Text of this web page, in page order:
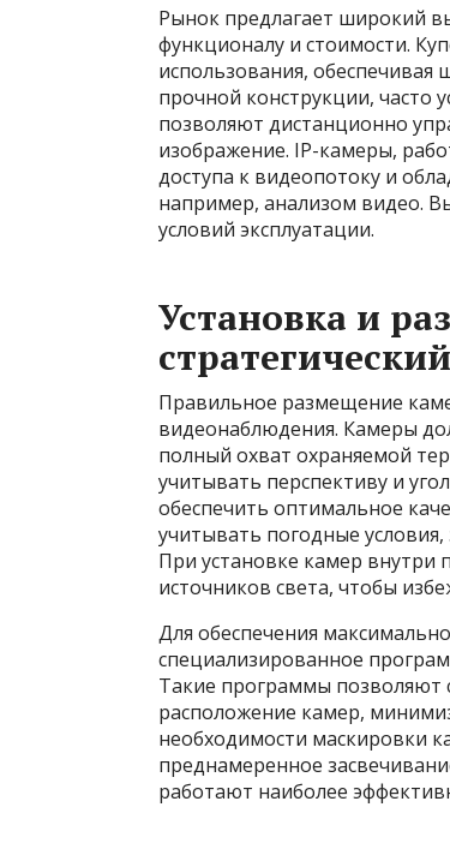
Рынок предлагает широкий
функционалу и стоимости.
использования, обеспечивая
прочной конструкции, часто
позволяют дистанционно
изображение. IP-камеры,
доступа к видеопотоку и
например, анализом видео.
условий эксплуатации.
Установка и
Правильное размещение
видеонаблюдения. Камеры
полный охват охраняемой
учитывать перспективу и
обеспечить оптимальное
учитывать погодные
При установке камер
источников света, чтобы
Для обеспечения
специализированное
Такие программы позволяют
расположение камер,
необходимости маскировки
преднамеренное
работают наиболее